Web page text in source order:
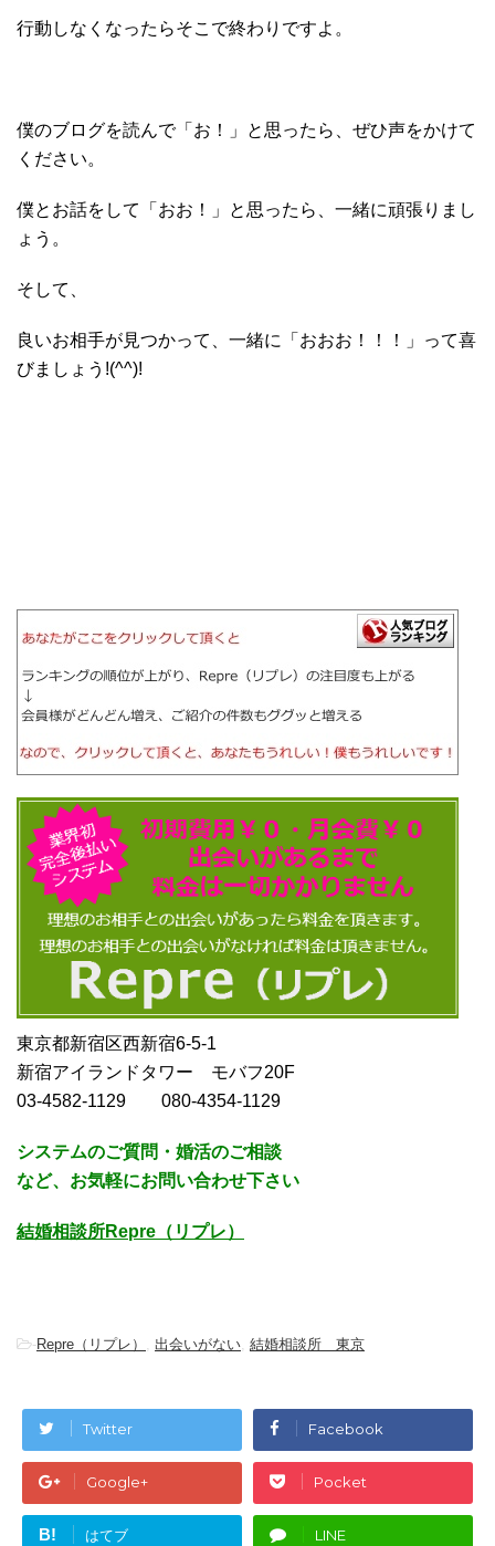
行動しなくなったらそこで終わりですよ。
僕のブログを読んで「お！」と思ったら、ぜひ声をかけて
ください。
僕とお話をして「おお！」と思ったら、一緒に頑張りまし
ょう。
そして、
良いお相手が見つかって、一緒に「おおお！！！」って喜
びましょう!(^^)!
東京都新宿区西新宿6-5-1
新宿アイランドタワー モバフ20F
03-4582-1129 080-4354-1129
システムのご質問・婚活のご相談
など、お気軽にお問い合わせ下さい
結婚相談所Repre（リプレ）
-Repre（リプレ） 出会いがない 結婚相談所 東京
Twitter Facebook
Google+ Pocket
B! はてブ LINE